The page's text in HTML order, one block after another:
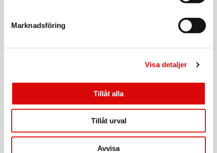
Marknadsföring
Visa detaljer
Tillåt alla
Tillåt urval
Avvisa
Rek: 149,00 kr
Paket Störtkorg Aurora 20st
Tillv. art. nr:
NYHET
AUDEEO
Paket Störtkorg Orbiter II 50st
Art nr: